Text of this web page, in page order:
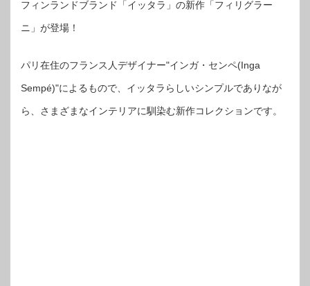
フィンランドブランド「イッタラ」の新作「フィリグラー
ニ」が登場！
パリ在住のフランス人デザイナー"インガ・センペ(Inga
Sempé)"によるもので、イッタラらしいシンプルでありなが
ら、さまざまなインテリアに馴染む新作コレクションです。